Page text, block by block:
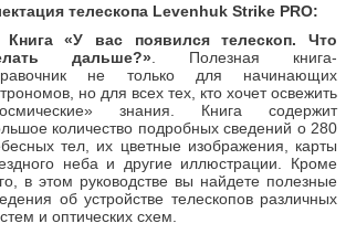
телескопа Levenhuk Strike PRO:
Книга «У вас появился телескоп. Что
дальше?» . Полезная книга-
не только для начинающих
но для всех тех, кто хочет освежить
знания. Книга содержит
количество подробных сведений о 280
тел, их цветные изображения, карты
неба и другие иллюстрации. Кроме
в этом руководстве вы найдете полезные
об устройстве телескопов различных
и оптических схем.